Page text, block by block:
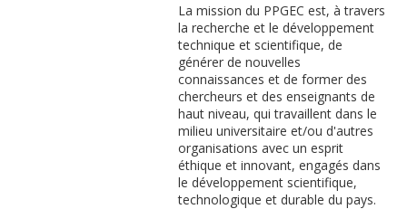
La mission du PPGEC est, à travers
la recherche et le développement
technique et scientifique, de
générer de nouvelles
connaissances et de former des
chercheurs et des enseignants de
haut niveau, qui travaillent dans le
milieu universitaire et/ou d'autres
organisations avec un esprit
éthique et innovant, engagés dans
le développement scientifique,
technologique et durable du pays.